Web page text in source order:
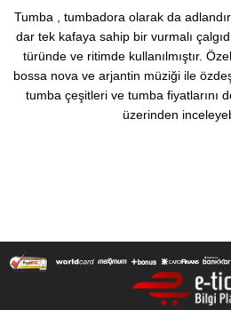
Tumba , tumbadora olarak da
dar tek kafaya sahip bir vurmalı
türünde ve ritimde kullanılmıştır.
bossa nova ve arjantin müziği ile
tumba çeşitleri ve tumba fiyatlarını
üzerinden